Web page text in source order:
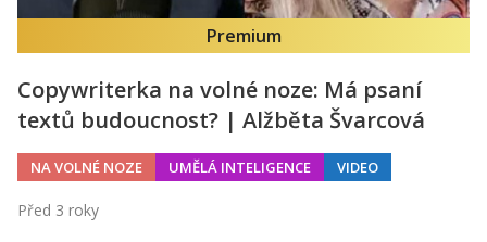
Premium
Copywriterka na volné noze: Má psaní
textů budoucnost? | Alžběta Švarcová
NA VOLNÉ NOZE UMĚLÁ INTELIGENCE VIDEO
Před 3 roky